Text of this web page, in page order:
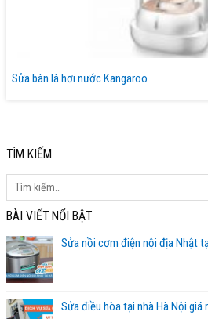
Sửa bàn là hơi nước Kangaroo
TÌM KIẾM
BÀI VIẾT NỔI BẬT
Sửa nồi cơm điện nội địa Nhật
Sửa điều hòa tại nhà Hà Nội giá